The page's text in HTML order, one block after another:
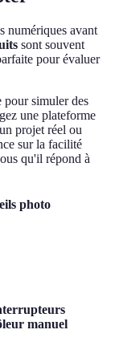
numériques avant
sont souvent
pour évaluer
pour simuler des
une plateforme
projet réel ou
sur la facilité
qu'il répond à
photo
manuel